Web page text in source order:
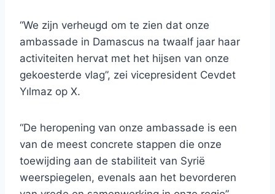
“We zijn verheugd om te zien dat onze
ambassade in Damascus na twaalf jaar haar
activiteiten hervat met het hijsen van onze
gekoesterde vlag”, zei vicepresident Cevdet
Yılmaz op X.
“De heropening van onze ambassade is een
van de meest concrete stappen die onze
toewijding aan de stabiliteit van Syrië
weerspiegelen, evenals aan het bevorderen